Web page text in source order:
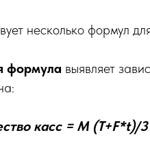
несколько формул
формула выявляет
касс = M (T+F*t)/